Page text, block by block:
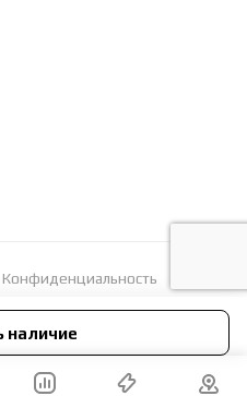
наличие
Конфиденциальность